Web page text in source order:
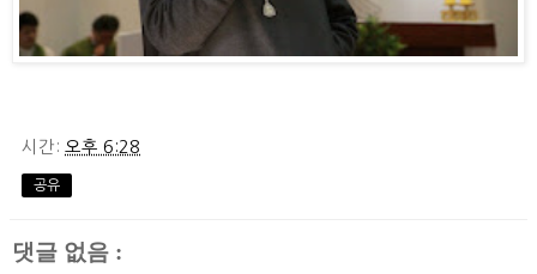
시간: 오후 6:28
공유
댓글 없음 :